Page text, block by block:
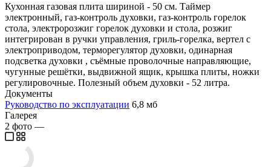
Кухонная газовая плита шириной - 50 см. Таймер
электронный, газ-контроль духовки, газ-контроль горелок
стола, электророзжиг горелок духовки и стола, розжиг
интегрирован в ручки управления, гриль-горелка, вертел с
электроприводом, терморегулятор духовки, одинарная
подсветка духовки , съёмные проволочные направляющие,
чугунные решётки, выдвижной ящик, крышка плиты, ножки
регулировочные. Полезный объем духовки - 52 литра.
Документы
Руководство по эксплуатации 6,8 мб
Галерея
2 фото —